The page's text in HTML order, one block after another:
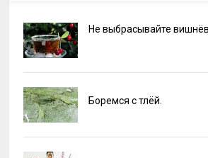
Не выбрасывайте
Боремся с тлёй.